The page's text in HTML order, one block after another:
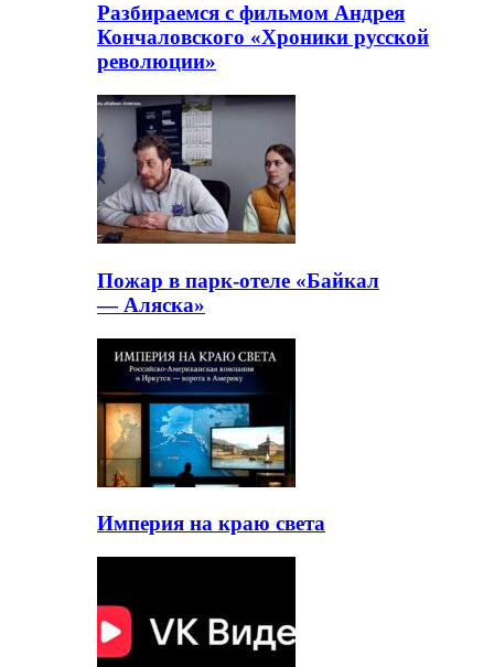
Разбираемся с фильмом Андрея
Кончаловского «Хроники русской
революции»
Пожар в парк-отеле «Байкал
— Аляска»
Империя на краю света